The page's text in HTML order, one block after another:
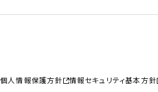
個人情報保護方針 情報セキュリティ基本方針